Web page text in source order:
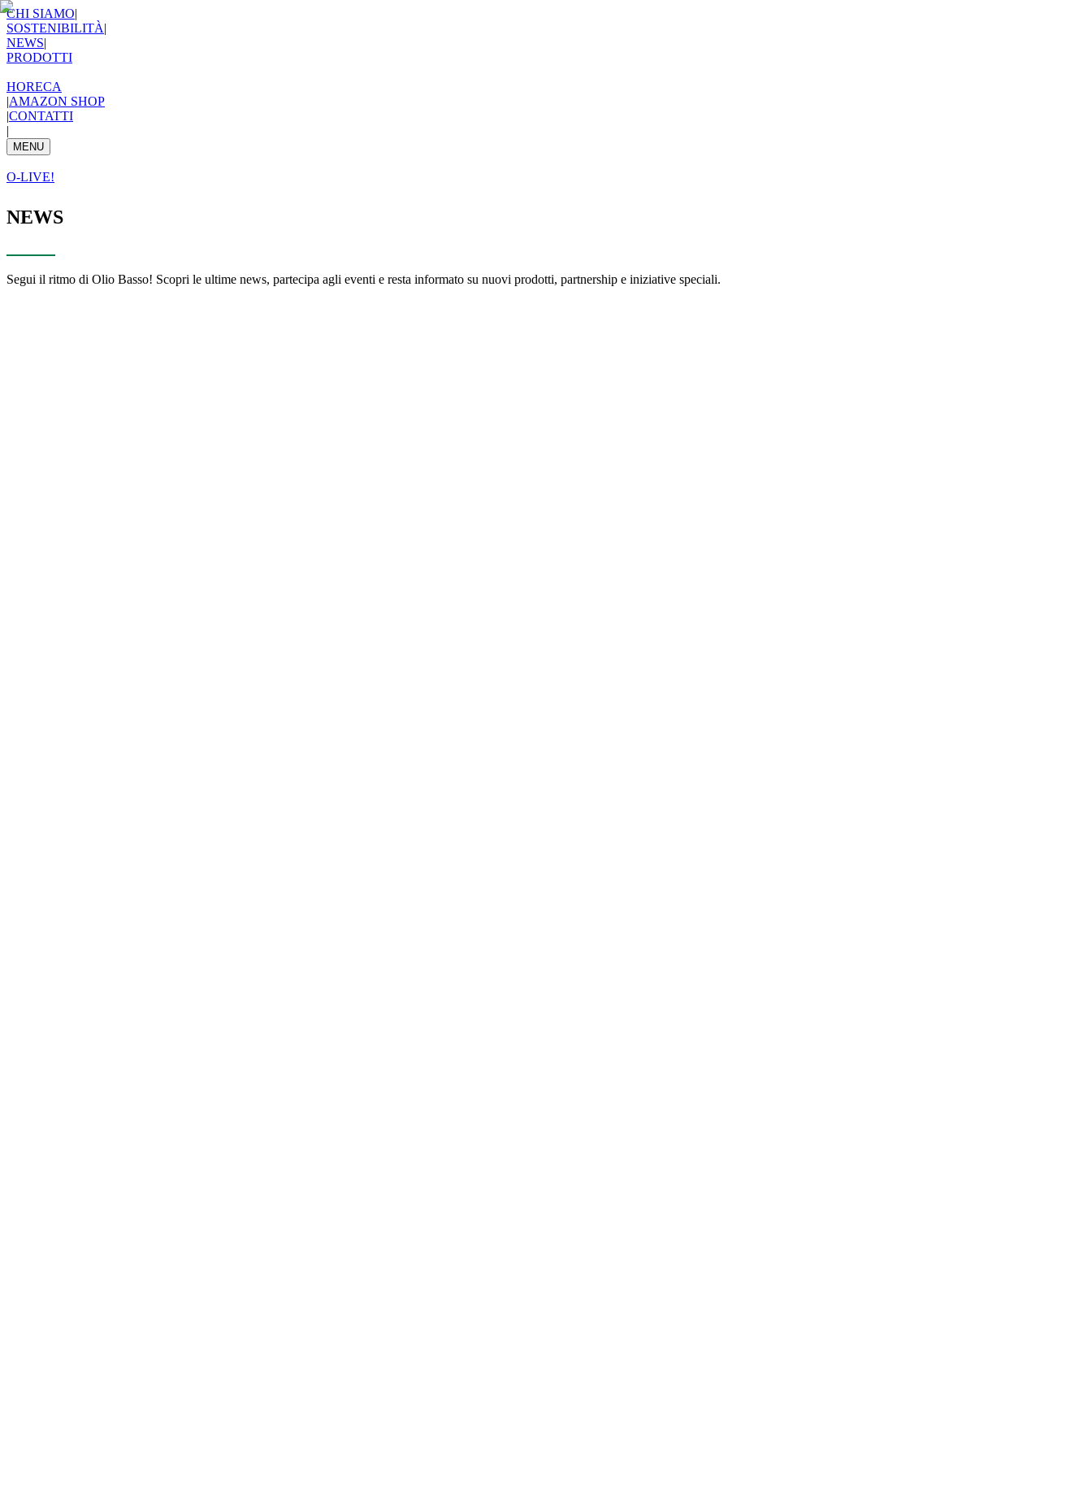
CHI SIAMO|
SOSTENIBILITÀ|
NEWS|
PRODOTTI
HORECA
|AMAZON SHOP
|CONTATTI
|
MENU
O-LIVE!
NEWS
Segui il ritmo di Olio Basso! Scopri le ultime news, partecipa agli eventi e resta informato su nuovi prodotti, partnership e iniziative speciali.